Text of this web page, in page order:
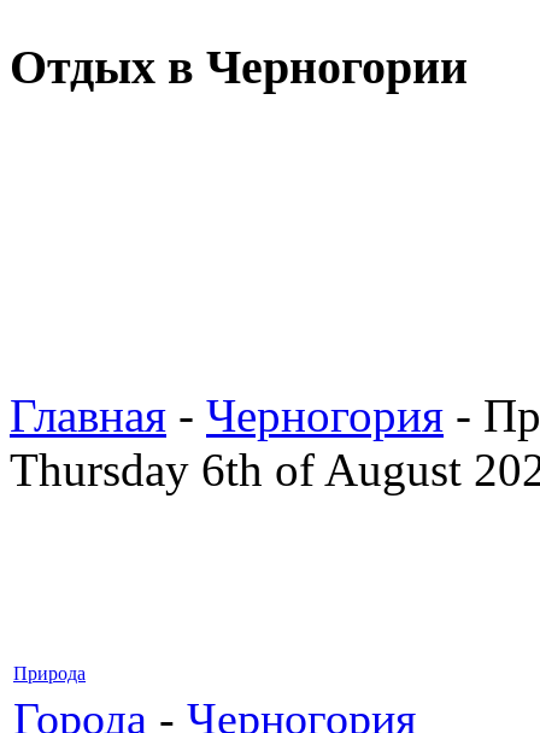
Отдых в Черногории
Главная - Черногория -
Thursday 6th of August
Природа
Города - Черногория